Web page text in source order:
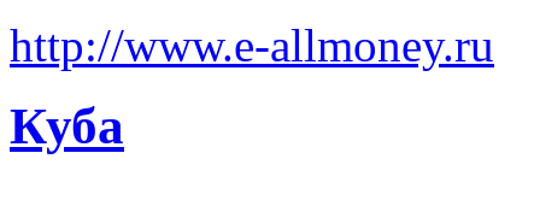
http://www.e-allmoney.ru
Куба